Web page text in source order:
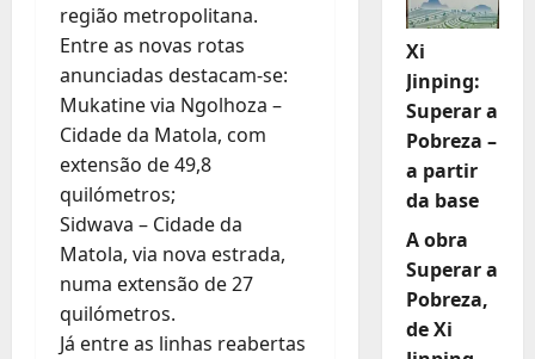
região metropolitana.
Entre as novas rotas
anunciadas destacam-se:
Mukatine via Ngolhoza –
Cidade da Matola, com
extensão de 49,8
quilómetros;
Sidwava – Cidade da
Matola, via nova estrada,
numa extensão de 27
quilómetros.
Já entre as linhas reabertas
Xi
Jinping:
Superar a
Pobreza –
a partir
da base
A obra
Superar a
Pobreza,
de Xi